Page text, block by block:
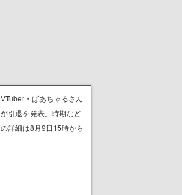
VTuber・ばあちゃるさん
が引退を発表。時期など
の詳細は8月9日15時から